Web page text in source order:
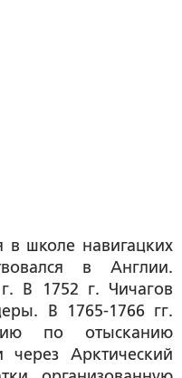
в школе навигацких
в Англии.
В 1752 г. Чичагов
В 1765-1766 гг.
по отысканию
через Арктический